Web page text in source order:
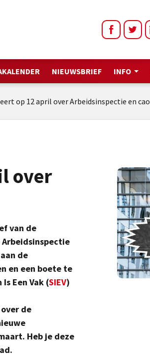
NIEUWSBRIEF INFO
op 12 april over Arbeidsinspectie en cao
over
van de
de
en een boete te
Een Vak (SIEV)
de
Heb je deze